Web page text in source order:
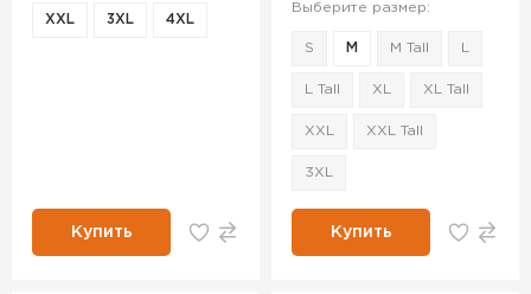
XXL 3XL 4XL
Купить
Выберите размер:
S M M Tall
L Tall XL XL Tall
XXL XXL Tall
3XL
Купить